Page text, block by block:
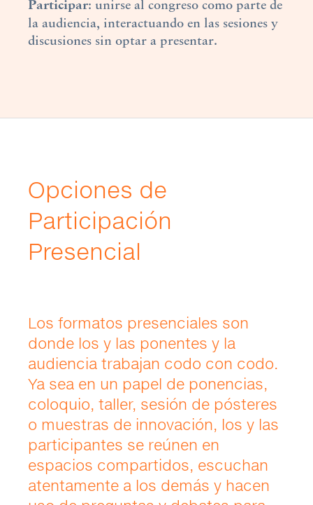
Participar: unirse al congreso como parte de
la audiencia, interactuando en las sesiones y
discusiones sin optar a presentar.
Opciones de
Participación
Presencial
Los formatos presenciales son
donde los y las ponentes y la
audiencia trabajan codo con codo.
Ya sea en un papel de ponencias,
coloquio, taller, sesión de pósteres
o muestras de innovación, los y las
participantes se reúnen en
espacios compartidos, escuchan
atentamente a los demás y hacen